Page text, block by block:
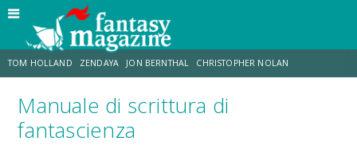
TOM HOLLAND ZENDAYA JON BERNTHAL CHRISTOPHER NOLAN
STRANIMONDI LUCCA COMICS & GAMES ODISSEA
Manuale di scrittura di
fantascienza